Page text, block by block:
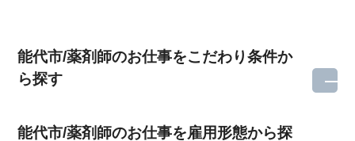
能代市/薬剤師のお仕事をこだわり条件か
ら探す
能代市/薬剤師のお仕事を雇用形態から探